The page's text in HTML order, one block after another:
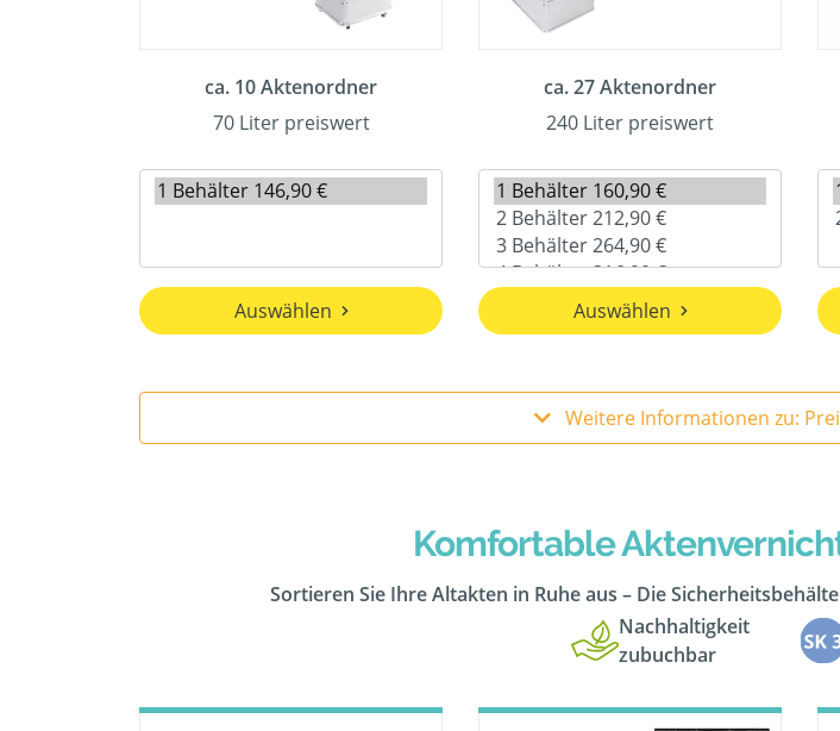
ca. 10 Aktenordner
70 Liter preiswert
Auswählen
ca. 27 Aktenordner
240 Liter preiswert
Auswählen
Weitere Informationen zu:
Komfortable
Sortieren Sie Ihre Altakten in Ruhe aus – Die
Nachhaltigkeit
zubuchbar